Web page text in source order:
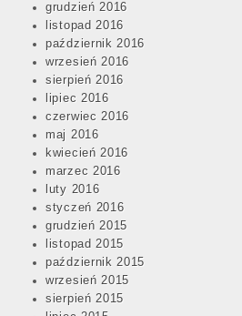
grudzień 2016
listopad 2016
październik 2016
wrzesień 2016
sierpień 2016
lipiec 2016
czerwiec 2016
maj 2016
kwiecień 2016
marzec 2016
luty 2016
styczeń 2016
grudzień 2015
listopad 2015
październik 2015
wrzesień 2015
sierpień 2015